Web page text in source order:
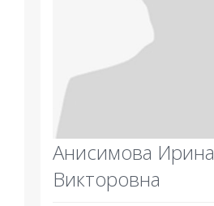
Анисимова Ирина
Викторовна